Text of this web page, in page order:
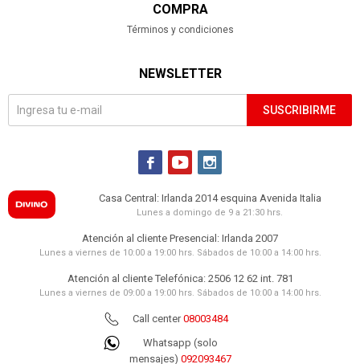
COMPRA
Términos y condiciones
NEWSLETTER
SUSCRIBIRME
  
Casa Central: Irlanda 2014 esquina Avenida Italia
Lunes a domingo de 9 a 21:30 hrs.
Atención al cliente Presencial: Irlanda 2007
Lunes a viernes de 10:00 a 19:00 hrs. Sábados de 10:00 a 14:00 hrs.
Atención al cliente Telefónica: 2506 12 62 int. 781
Lunes a viernes de 09:00 a 19:00 hrs. Sábados de 10:00 a 14:00 hrs.
Call center08003484
Whatsapp (solo
mensajes) 092093467